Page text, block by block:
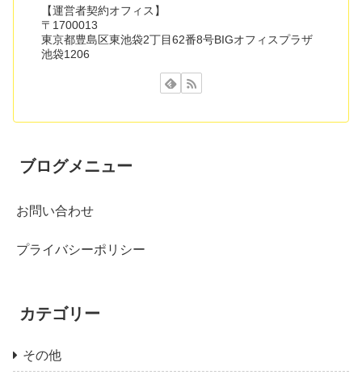
【運営者契約オフィス】
〒1700013
東京都豊島区東池袋2丁目62番8号BIGオフィスプラザ
池袋1206
ブログメニュー
お問い合わせ
プライバシーポリシー
カテゴリー
その他